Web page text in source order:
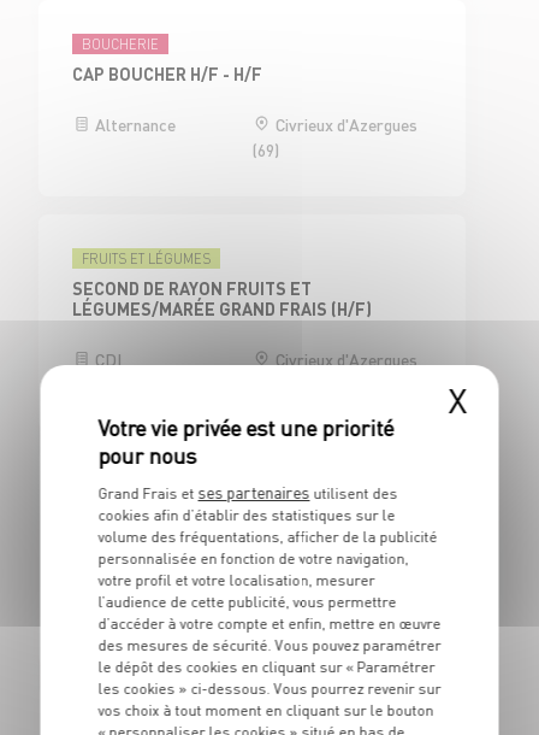
BOUCHERIE
CAP BOUCHER H/F - H/F
Alternance
Civrieux d'Azergues
(69)
FRUITS ET LÉGUMES
SECOND DE RAYON FRUITS ET
LÉGUMES/MARÉE GRAND FRAIS (H/F)
CDI
Civrieux d'Azergues
CAISSE
CAISSIER CENTRAL / ADJOINT
RESPONSABLE DE CAISSE - H/F
CDI
Civrieux d'Azergues
(69)
BOUCHERIE
X
Grand Frais et ses partenaires utilisent des
cookies afin d’établir des statistiques sur le
volume des fréquentations, afficher de la publicité
personnalisée en fonction de votre navigation,
votre profil et votre localisation, mesurer
l’audience de cette publicité, vous permettre
d’accéder à votre compte et enfin, mettre en œuvre
des mesures de sécurité. Vous pouvez paramétrer
le dépôt des cookies en cliquant sur « Paramétrer
les cookies » ci-dessous. Vous pourrez revenir sur
vos choix à tout moment en cliquant sur le bouton